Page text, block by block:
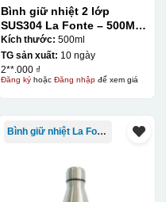
Bình giữ nhiệt 2 lớp
SUS304 La Fonte – 500ML –
012737
Kích thước: 500ml
TG sản xuất: 10 ngày
2**.000 ₫
Đăng kýhoặc Đăng nhậpđể xem giá
Bình giữ nhiệt La Fonte